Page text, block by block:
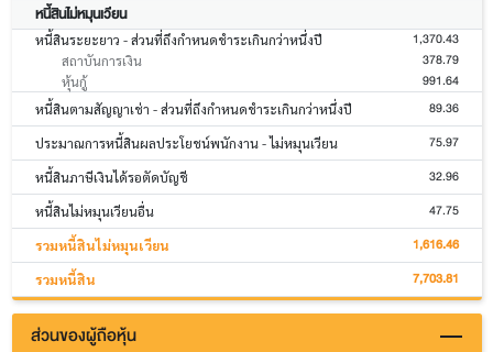
หนี้สินไม่หมุนเวียน
หนี้สินระยะยาว - ส่วนที่ถึงกำหนดชำระเกินกว่าหนึ่งปี 1,370.43
สถาบันการเงิน 378.79
หุ้นกู้ 991.64
หนี้สินตามสัญญาเช่า - ส่วนที่ถึงกำหนดชำระเกินกว่าหนึ่งปี 89.36
ประมาณการหนี้สินผลประโยชน์พนักงาน - ไม่หมุนเวียน 75.97
หนี้สินภาษีเงินได้รอตัดบัญชี 32.96
หนี้สินไม่หมุนเวียนอื่น 47.75
รวมหนี้สินไม่หมุนเวียน 1,616.46
รวมหนี้สิน 7,703.81
ส่วนของผู้ถือหุ้น